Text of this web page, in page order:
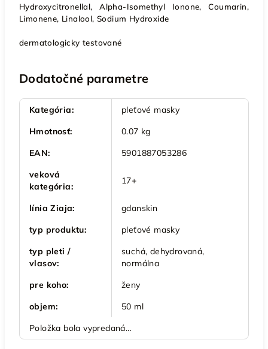
Hydroxycitronellal, Alpha-Isomethyl Ionone, Coumarin,
Limonene, Linalool, Sodium Hydroxide
dermatologicky testované
Dodatočné parametre
Kategória:
pleťové masky
Hmotnosť:
0.07 kg
EAN:
5901887053286
veková
kategória:
17+
línia Ziaja:
gdanskin
typ produktu:
pleťové masky
typ pleti /
vlasov:
suchá, dehydrovaná,
normálna
pre koho:
ženy
objem:
50 ml
Položka bola vypredaná…